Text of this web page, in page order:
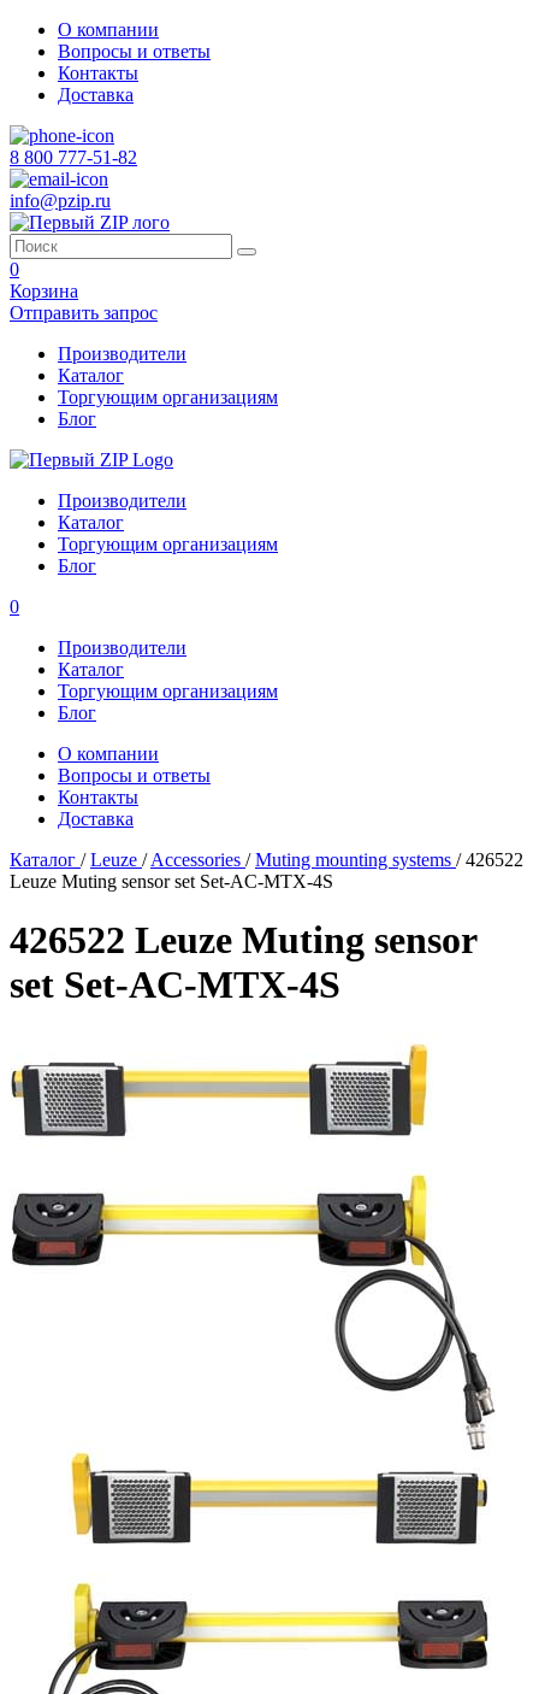
О компании
Вопросы и ответы
Контакты
Доставка
8 800 777-51-82
info@pzip.ru
0
Корзина
Отправить запрос
Производители
Каталог
Торгующим организациям
Блог
Производители
Каталог
Торгующим организациям
Блог
0
Производители
Каталог
Торгующим организациям
Блог
О компании
Вопросы и ответы
Контакты
Доставка
Каталог /Leuze /Accessories /Muting mounting systems /426522
Leuze Muting sensor set Set-AC-MTX-4S
426522 Leuze Muting sensor
set Set-AC-MTX-4S